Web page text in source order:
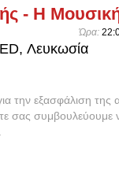
- Η Μουσική
Ώρα:
Λευκωσία
την εξασφάλιση της
σας συμβουλεύουμε